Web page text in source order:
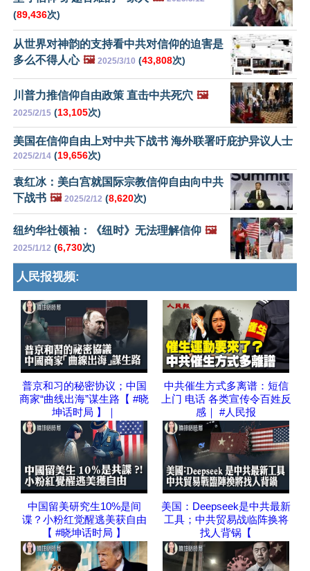
(89,436次)
从世界对神韵的支持看中共对信仰的迫害是
多么不得人心 🖼️ 2025/3/10 (43,808次)
川普力推信仰自由政策 直击中共死穴 🖼️
2025/2/15 (13,105次)
美国在信仰自由上对中共下战书 海外联署吁庇护异议人士
2025/2/14 (19,656次)
袁红冰：美白宫就国际宗教信仰自由向中共
下战书 🖼️ 2025/2/12 (8,620次)
纽约华社领袖：《纽时》无法理解信仰 🖼️
2025/1/12 (6,730次)
人民报视频:
普京和习的秘密协议；中国
商家“曲线出海”谋生路【 #晓
坤话时局 】｜
中共催生方式多离谱：短信
上门 电话 各类宣传令百姓反
感｜ #人民报
中国留美研究生10%是间
谍？小粉红觉醒逃美获自由
【 #晓坤话时局 】
美国：Deepseek是中共最新
工具；中共贸易战临阵换将
找人背锅【